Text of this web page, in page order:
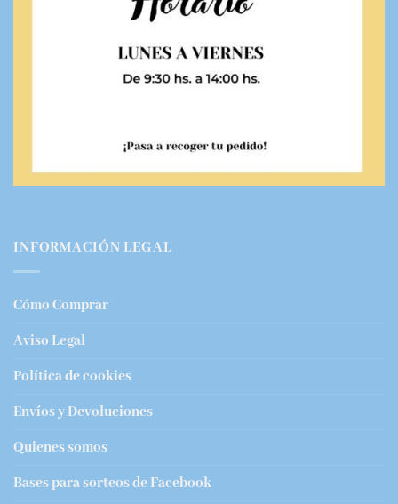
INFORMACIÓN LEGAL
Cómo Comprar
Aviso Legal
Política de cookies
Envíos y Devoluciones
Quienes somos
Bases para sorteos de Facebook